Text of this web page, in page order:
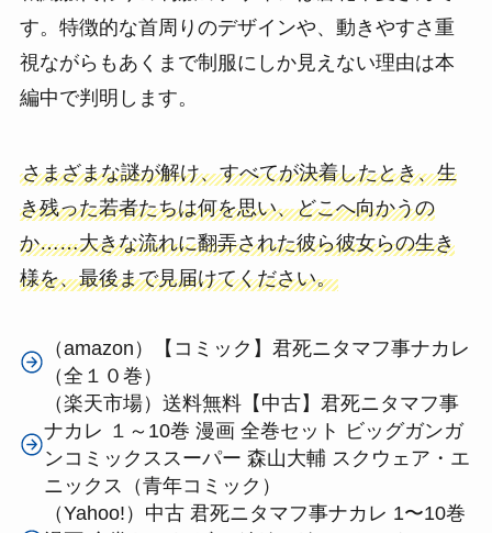
す。特徴的な首周りのデザインや、動きやすさ重
視ながらもあくまで制服にしか見えない理由は本
編中で判明します。
さまざまな謎が解け、すべてが決着したとき、生
き残った若者たちは何を思い、どこへ向かうの
か……大きな流れに翻弄された彼ら彼女らの生き
様を、最後まで見届けてください。
（amazon）【コミック】君死ニタマフ事ナカレ
（全１０巻）
（楽天市場）送料無料【中古】君死ニタマフ事
ナカレ １～10巻 漫画 全巻セット ビッグガンガ
ンコミックススーパー 森山大輔 スクウェア・エ
ニックス（青年コミック）
（Yahoo!）中古 君死ニタマフ事ナカレ 1〜10巻